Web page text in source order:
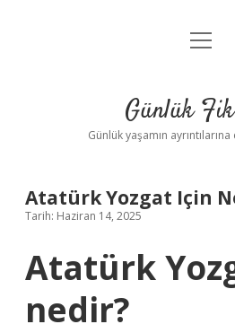
Anasayfa
Yasal
menüyü
Günlük
Günlük yaşamın
Atatürk Yozgat Için
Tarih: Haziran 14, 2025
Atatürk
nedir?